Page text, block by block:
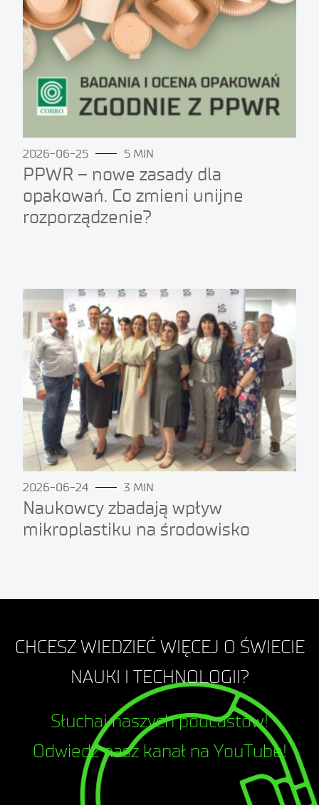
2026-06-25 5 MIN
PPWR – nowe zasady dla
opakowań. Co zmieni unijne
rozporządzenie?
2026-06-24 3 MIN
Naukowcy zbadają wpływ
mikroplastiku na środowisko
CHCESZ WIEDZIEĆ WIĘCEJ O ŚWIECIE
NAUKI I TECHNOLOGII?
Słuchaj naszych podcastów!
Odwiedź nasz kanał na YouTube!